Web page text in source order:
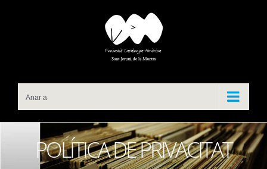
Anar a
POLÍTICA DE PRIVACITAT